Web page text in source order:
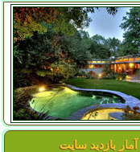
آمار بازدید سایت